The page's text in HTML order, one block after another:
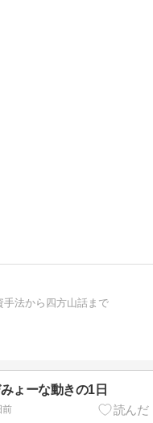
手法から四方山話まで
ょーな動きの1日
前